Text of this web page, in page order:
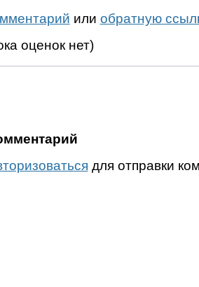
или обратную
оценок нет)
для отправки